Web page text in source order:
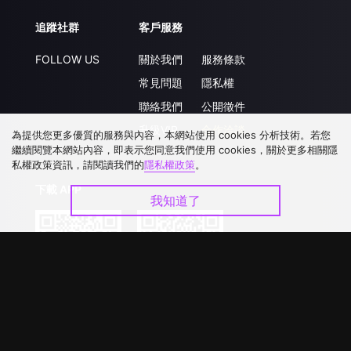
追蹤社群
FOLLOW US
客戶服務
關於我們
常見問題
聯絡我們
升級VIP
服務條款
隱私權
公開徵件
合作洽談
下載 APP
為提供您更多優質的服務與內容，本網站使用 cookies 分析技術。若您
繼續閱覽本網站內容，即表示您同意我們使用 cookies，關於更多相關隱
私權政策資訊，請閱讀我們的隱私權政策。
我知道了